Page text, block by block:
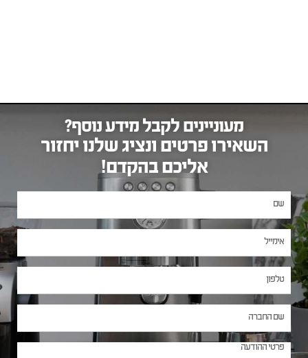
מעוניינים לקבל מידע נוסף?
השאירו פרטים ונציג שלנו יחזור
אליכם בהקדם!